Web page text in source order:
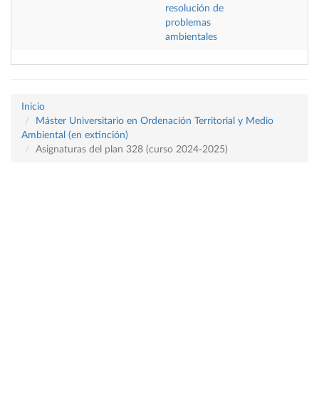
resolución de
problemas
ambientales
Inicio
Máster Universitario en Ordenación Territorial y Medio
Ambiental (en extinción)
Asignaturas del plan 328 (curso 2024-2025)